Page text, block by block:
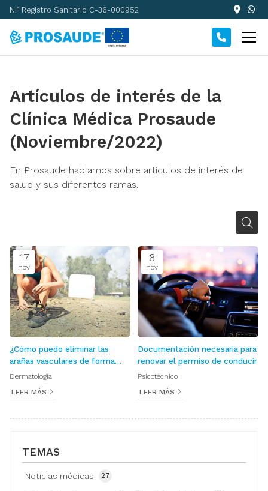
N.º Registro Sanitario C-36-000952
Artículos de interés de la
Clínica Médica Prosaude
(Noviembre/2022)
En Prosaude hablamos sobre artículos de interés de
salud y sus diferentes ramas.
TEMAS
Noticias médicas 27
17
nov
¿Cómo puedo eliminar las
arañas vasculares de forma
permanente?
Dermatología
LEER MÁS
8
nov
Documentación necesaria para
renovar el permiso de conducir
Psicotécnico
LEER MÁS